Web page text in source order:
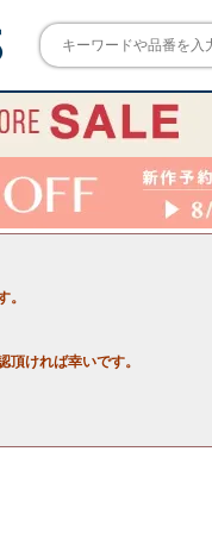
。
ければ幸いです。